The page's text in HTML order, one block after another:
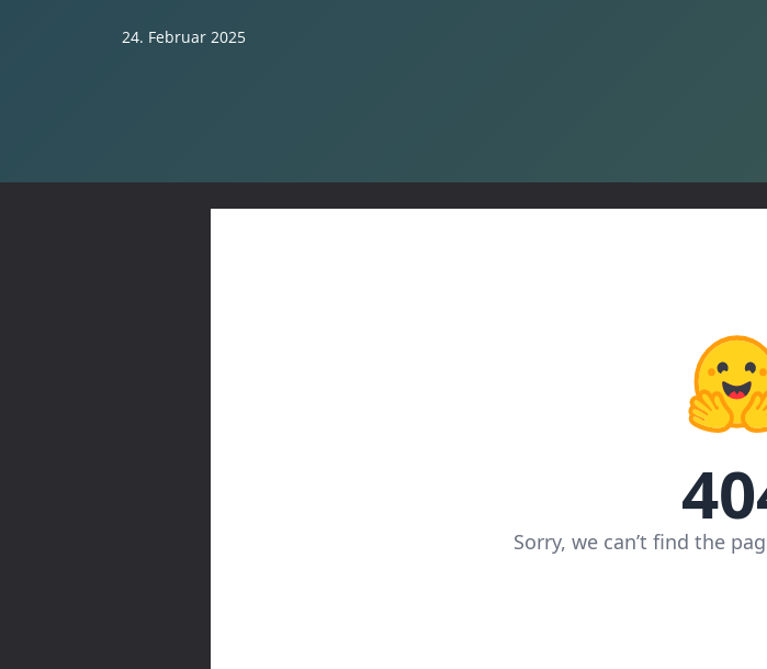
24. Februar 2025